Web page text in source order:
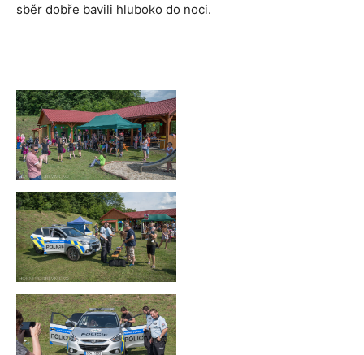
sběr dobře bavili hluboko do noci.